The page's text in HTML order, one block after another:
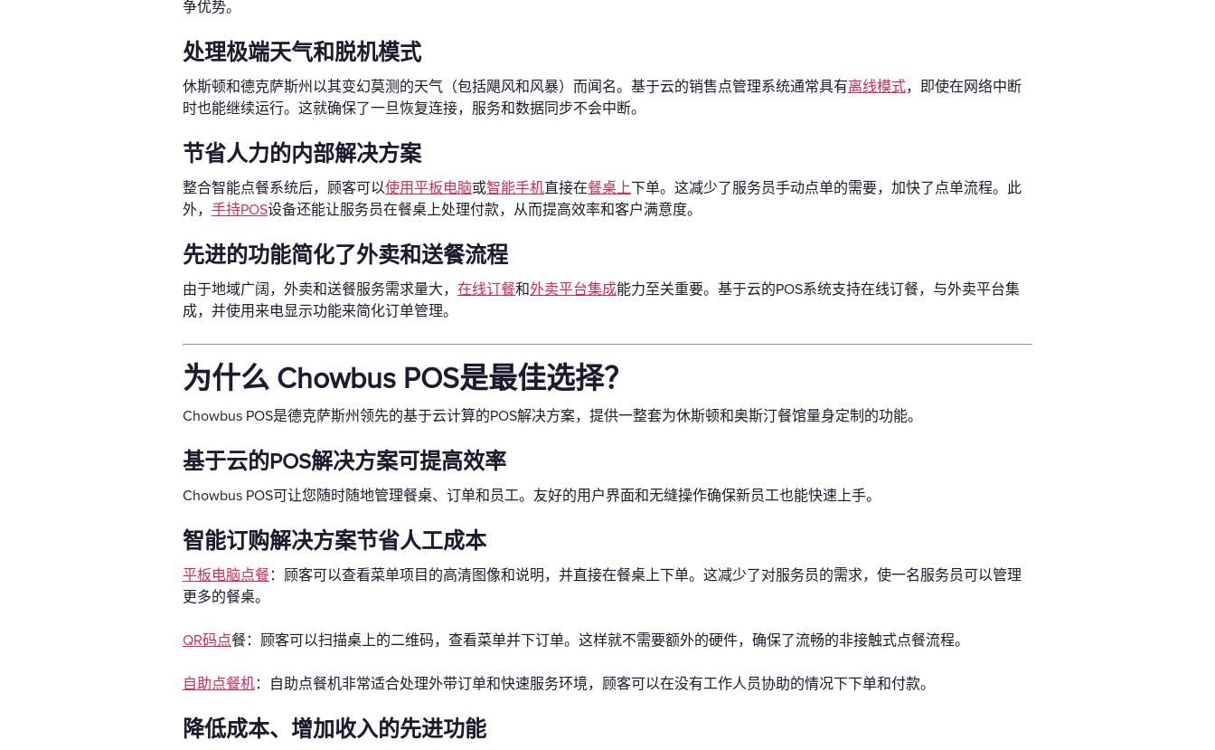
争优势。
处理极端天气和脱机模式
休斯顿和德克萨斯州以其变幻莫测的天气（包括飓风和风暴）而闻名。基于云的销售点管理系统通常具有离线模式，即使在网络中断
时也能继续运行。这就确保了一旦恢复连接，服务和数据同步不会中断。
节省人力的内部解决方案
整合智能点餐系统后，顾客可以使用平板电脑或智能手机直接在餐桌上下单。这减少了服务员手动点单的需要，加快了点单流程。此
外， 手持POS设备还能让服务员在餐桌上处理付款，从而提高效率和客户满意度。
先进的功能简化了外卖和送餐流程
由于地域广阔，外卖和送餐服务需求量大， 在线订餐和外卖平台集成能力至关重要。基于云的POS系统支持在线订餐，与外卖平台集
成，并使用来电显示功能来简化订单管理。
为什么 Chowbus POS是最佳选择？
Chowbus POS是德克萨斯州领先的基于云计算的POS解决方案，提供一整套为休斯顿和奥斯汀餐馆量身定制的功能。
基于云的POS解决方案可提高效率
Chowbus POS可让您随时随地管理餐桌、订单和员工。友好的用户界面和无缝操作确保新员工也能快速上手。
智能订购解决方案节省人工成本
平板电脑点餐：顾客可以查看菜单项目的高清图像和说明，并直接在餐桌上下单。这减少了对服务员的需求，使一名服务员可以管理
更多的餐桌。
QR码点餐：顾客可以扫描桌上的二维码，查看菜单并下订单。这样就不需要额外的硬件，确保了流畅的非接触式点餐流程。
自助点餐机：自助点餐机非常适合处理外带订单和快速服务环境，顾客可以在没有工作人员协助的情况下下单和付款。
降低成本、增加收入的先进功能